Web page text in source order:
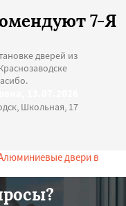
7-Я
дверей из
Школьная, 17
двери в
в Краснозаводске